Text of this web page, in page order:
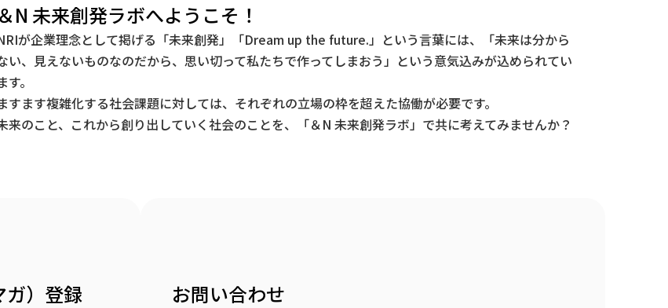
＆N 未来創発ラボへようこそ！
が企業理念として掲げる「未来創発」「Dream up the future.」という言葉には、「未来は分から
い、見えないものなのだから、思い切って私たちで作ってしまおう」という意気込みが込められてい
す。
すます複雑化する社会課題に対しては、それぞれの立場の枠を超えた協働が必要です。
来のこと、これから創り出していく社会のことを、「＆N 未来創発ラボ」で共に考えてみませんか？
ガ）登録 お問い合わせ